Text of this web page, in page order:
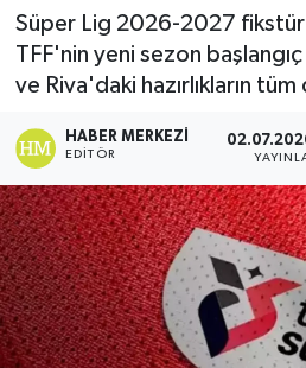
Süper Lig 2026-2027 fikstür
TFF'nin yeni sezon
ve Riva'daki hazırlıkların
HABER MERKEZI
EDITÖR
Burhaniye
ÇEVRE
DÜNYA
Dursunbey
Edremit
EĞİTİM
Son Dakika Haberleri
Haber Arşivi